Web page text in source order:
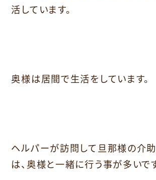
活しています。
奥様は居間で生活をしています。
ヘルパーが訪問して旦那様の介
は、奥様と一緒に行う事が多いで